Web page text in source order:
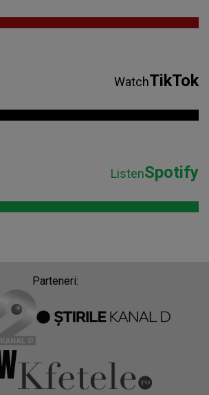
WatchTikTok
ListenSpotify
Parteneri: